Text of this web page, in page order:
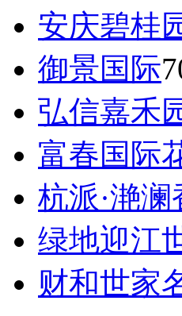
安庆碧桂
御景国际
弘信嘉禾
富春国际
杭派·滟澜
绿地迎江
财和世家